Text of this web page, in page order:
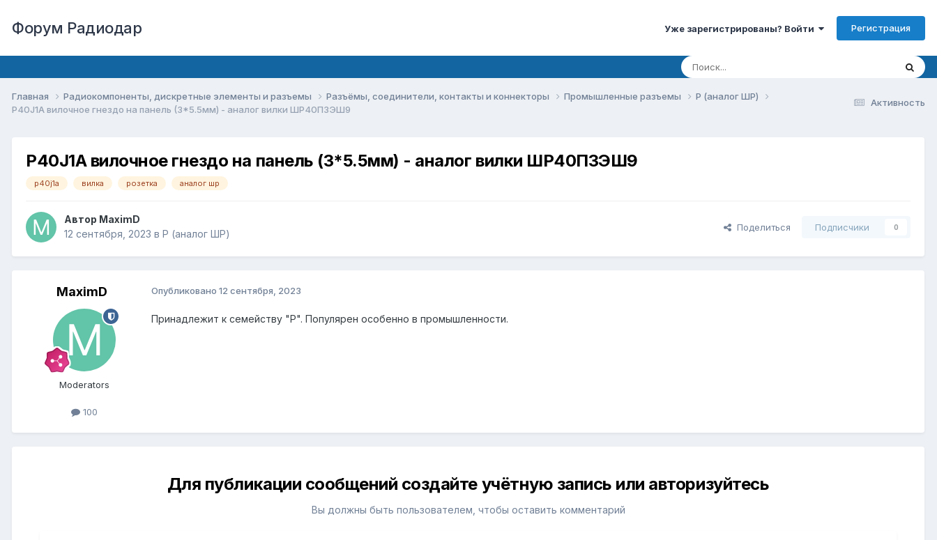
Форум Радиодар Уже зарегистрированы? Войти Регистрация
Активность
Главная Радиокомпоненты, дискретные элементы и разъемы Разъёмы, соединители, контакты и коннекторы Промышленные разъемы
P (аналог ШР)
P40J1A вилочное гнездо на панель (3*5.5мм) - аналог вилки ШР40П3ЭШ9
P40J1A вилочное гнездо на панель (3*5.5мм) - аналог вилки ШР40П3ЭШ9
p40j1a вилка розетка аналог шр
Автор MaximD
12 сентября, 2023 в P (аналог ШР)
Поделиться Подписчики 0
MaximD
Moderators
100
Опубликовано 12 сентября, 2023
Принадлежит к семейству "P". Популярен особенно в промышленности.
Для публикации сообщений создайте учётную запись или авторизуйтесь
Вы должны быть пользователем, чтобы оставить комментарий